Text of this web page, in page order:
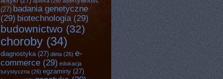
(27) badania genetyczne
(29) biotechnologia (29)
budownictwo (32)
choroby (34)
diagnostyka(27) dieta (26) e-
commerce (29) edukacja
turystyczna (26) egzaminy (27)